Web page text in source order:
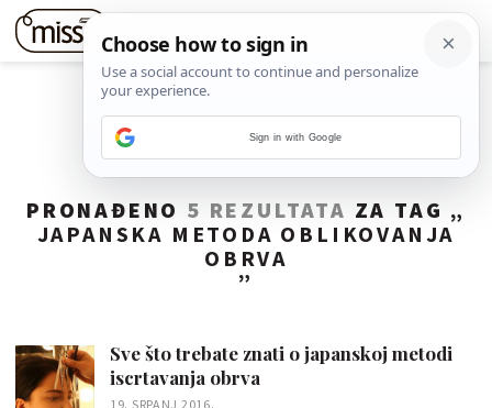
PRONAĐENO 5 REZULTATA ZA TAG „
JAPANSKA METODA OBLIKOVANJA
OBRVA
”
Sve što trebate znati o japanskoj metodi
iscrtavanja obrva
19. SRPANJ 2016.
Sign in with Google